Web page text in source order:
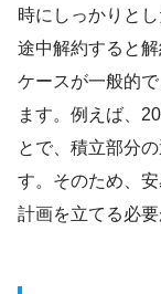
時にしっかりと
途中解約すると
ケースが一般的
ます。例えば、
とで、積立部分
す。そのため、
計画を立てる必要